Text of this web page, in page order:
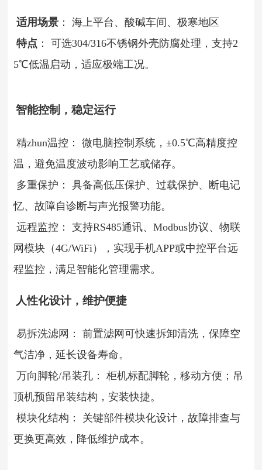
适用场景 ： 海上平台、酸碱车间、极寒地区
特点 ： 可选304/316不锈钢外壳防腐处理，支持2
5℃低温启动，适应极端工况。
智能控制，稳定运行
精zhun温控： 微电脑控制系统，±0.5℃高精度控
温，避免温度波动影响工艺或储存。
多重保护： 具备高低压保护、过载保护、断电记
忆、故障自诊断与声光报警功能。
远程监控： 支持RS485通讯、Modbus协议、物联
网模块（4G/WiFi），实现手机APP或中控平台远
程监控，满足智能化管理需求。
人性化设计，维护便捷
易拆洗滤网： 前置滤网可快速拆卸清洗，保障空
气洁净，延长设备寿命。
万向脚轮/吊装孔： 柜机标配脚轮，移动方便；吊
顶机预留吊装结构，安装快捷。
模块化结构： 关键部件模块化设计，故障排查与
更换更高效，降低维护成本。